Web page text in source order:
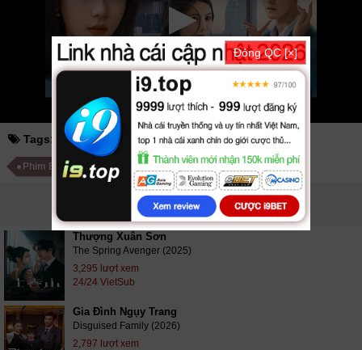
nhanh nhất. Tải link fshare drive và download phim Cô Ấy Đến Từ Vực
Thẳm vtv HTV SCTV GOTV FullHD mới nhất. Mời các bạn đón xem bộ
Cô Ấy Đến Từ Vực Thẳm24/24 VietSub
Tags: cô ấy đến từ vực thẳm Phim Trung Quốc
Phim Bộ Trung Quốc
PHIM LIÊN QUAN
Thượng Xuân Sơn
The Spring Avenger (2025)
3,295 lượt xem
24/24 VietSub
Gia Đình Ngụy Trang
Disguised Family (2026)
2,797 lượt xem
Đóng QC [×]